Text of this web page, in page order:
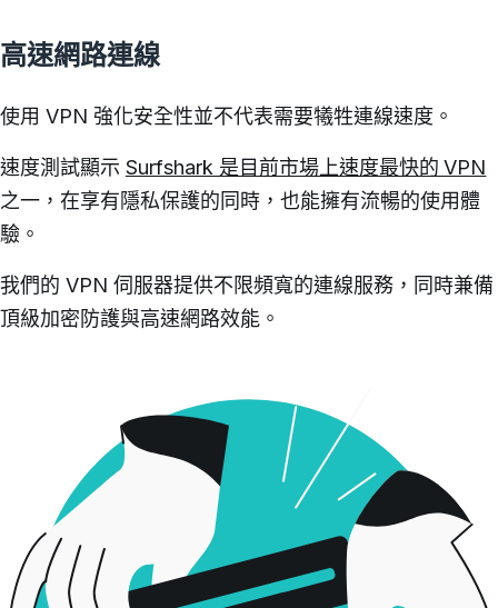
高速網路連線
使用 VPN 強化安全性並不代表需要犧牲連線速度。
速度測試顯示 Surfshark 是目前市場上速度最快的 VPN
之一，在享有隱私保護的同時，也能擁有流暢的使用體
驗。
我們的 VPN 伺服器提供不限頻寬的連線服務，同時兼備
頂級加密防護與高速網路效能。